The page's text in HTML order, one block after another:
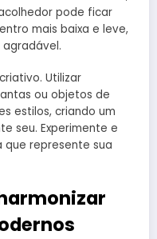
pode ficar
mais baixa e leve,
Utilizar
ou objetos de
estilos, criando um
seu. Experimente e
represente sua